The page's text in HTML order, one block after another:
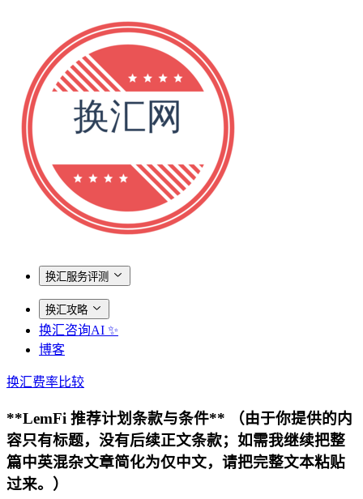
换汇服务评测
换汇攻略
换汇咨询AI ✨
博客
换汇费率比较
**LemFi 推荐计划条款与条件** （由于你提供的内
容只有标题，没有后续正文条款；如需我继续把整
篇中英混杂文章简化为仅中文，请把完整文本粘贴
过来。）